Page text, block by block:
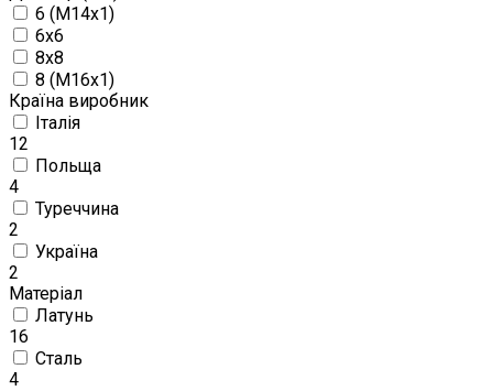
6 (М14х1)
6x6
8x8
8 (M16x1)
Країна виробник
Італія
12
Польща
4
Туреччина
2
Україна
2
Матеріал
Латунь
16
Сталь
4